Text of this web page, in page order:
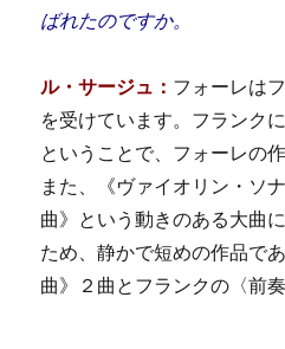
ばれたのですか。
ル・サージュ： フォーレは
を受けています。フランク
ということで、フォーレの
また、《ヴァイオリン・ソ
曲》という動きのある大曲
ため、静かで短めの作品で
曲》２曲とフランクの〈前